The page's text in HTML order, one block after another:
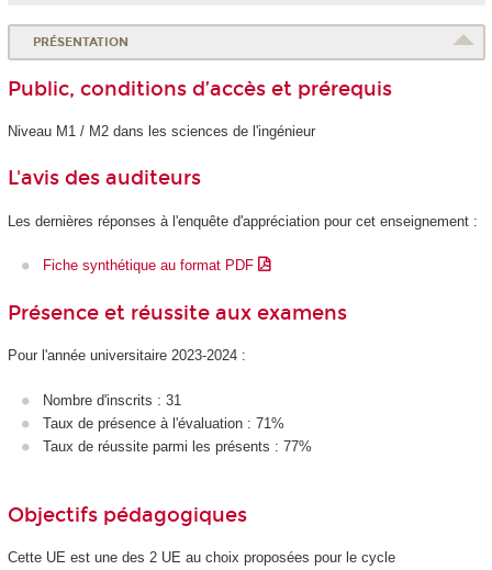
PRÉSENTATION
Public, conditions d’accès et prérequis
Niveau M1 / M2 dans les sciences de l'ingénieur
L'avis des auditeurs
Les dernières réponses à l'enquête d'appréciation pour cet enseignement :
Fiche synthétique au format PDF
Présence et réussite aux examens
Pour l'année universitaire 2023-2024 :
Nombre d'inscrits : 31
Taux de présence à l'évaluation : 71%
Taux de réussite parmi les présents : 77%
Objectifs pédagogiques
Cette UE est une des 2 UE au choix proposées pour le cycle